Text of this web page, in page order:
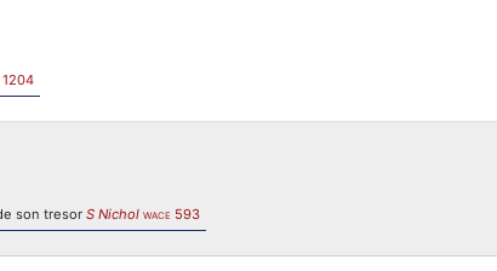
1204
son tresor S Nichol WACE 593